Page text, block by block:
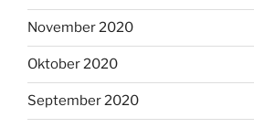
November 2020
Oktober 2020
September 2020